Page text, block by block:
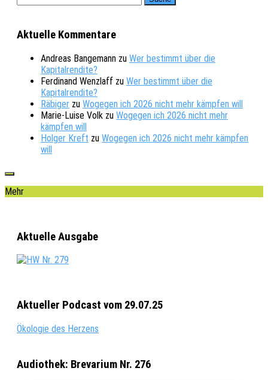
Aktuelle Kommentare
Andreas Bangemann zu Wer bestimmt über die
Kapitalrendite?
Ferdinand Wenzlaff zu Wer bestimmt über die
Kapitalrendite?
Räbiger zu Wogegen ich 2026 nicht mehr kämpfen will
Marie-Luise Volk zu Wogegen ich 2026 nicht mehr
kämpfen will
Holger Kreft zu Wogegen ich 2026 nicht mehr kämpfen
will
Mehr
Aktuelle Ausgabe
Aktueller Podcast vom 29.07.25
Ökologie des Herzens
Audiothek: Brevarium Nr. 276